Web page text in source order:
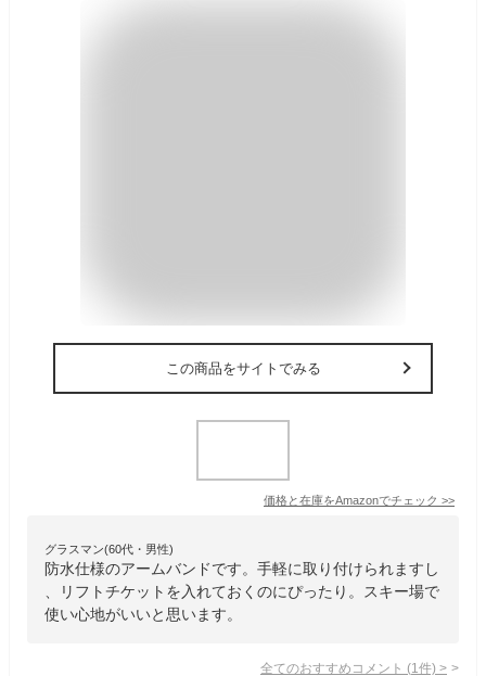
この商品をサイトでみる
価格と在庫をAmazonでチェック >>
グラスマン(60代・男性)
防水仕様のアームバンドです。手軽に取り付けられますし
、リフトチケットを入れておくのにぴったり。スキー場で
使い心地がいいと思います。
全てのおすすめコメント (1 件) >